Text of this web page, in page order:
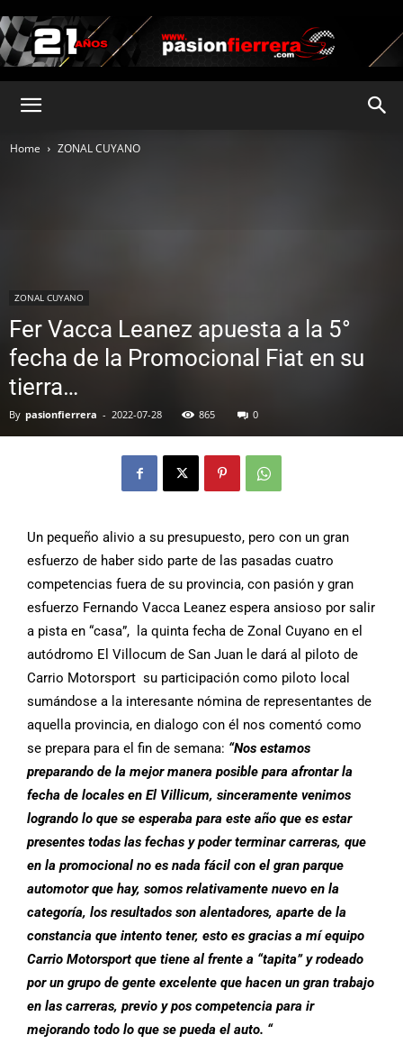
Home ZONAL CUYANO
ZONAL CUYANO
Fer Vacca Leanez apuesta a la 5°
fecha de la Promocional Fiat en su
tierra…
By pasionfierrera - 2022-07-28 865 0
Un pequeño alivio a su presupuesto, pero con un gran
esfuerzo de haber sido parte de las pasadas cuatro
competencias fuera de su provincia, con pasión y gran
esfuerzo Fernando Vacca Leanez espera ansioso por salir
a pista en “casa”, la quinta fecha de Zonal Cuyano en el
autódromo El Villocum de San Juan le dará al piloto de
Carrio Motorsport su participación como piloto local
sumándose a la interesante nómina de representantes de
aquella provincia, en dialogo con él nos comentó como
se prepara para el fin de semana: “Nos estamos
preparando de la mejor manera posible para afrontar la
fecha de locales en El Villicum, sinceramente venimos
logrando lo que se esperaba para este año que es estar
presentes todas las fechas y poder terminar carreras, que
en la promocional no es nada fácil con el gran parque
automotor que hay, somos relativamente nuevo en la
categoría, los resultados son alentadores, aparte de la
constancia que intento tener, esto es gracias a mí equipo
Carrio Motorsport que tiene al frente a “tapita” y rodeado
por un grupo de gente excelente que hacen un gran trabajo
en las carreras, previo y pos competencia para ir
mejorando todo lo que se pueda el auto. “